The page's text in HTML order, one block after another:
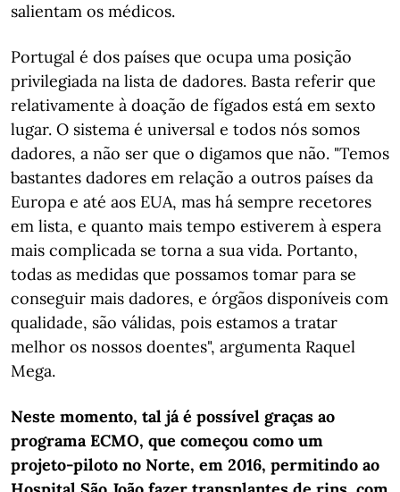
salientam os médicos.
Portugal é dos países que ocupa uma posição
privilegiada na lista de dadores. Basta referir que
relativamente à doação de fígados está em sexto
lugar. O sistema é universal e todos nós somos
dadores, a não ser que o digamos que não. "Temos
bastantes dadores em relação a outros países da
Europa e até aos EUA, mas há sempre recetores
em lista, e quanto mais tempo estiverem à espera
mais complicada se torna a sua vida. Portanto,
todas as medidas que possamos tomar para se
conseguir mais dadores, e órgãos disponíveis com
qualidade, são válidas, pois estamos a tratar
melhor os nossos doentes", argumenta Raquel
Mega.
Neste momento, tal já é possível graças ao
programa ECMO, que começou como um
projeto-piloto no Norte, em 2016, permitindo ao